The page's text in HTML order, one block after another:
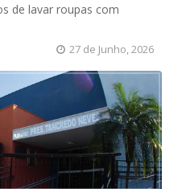
de lavar roupas com
27 de Junho, 2026